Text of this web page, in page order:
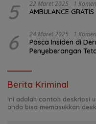
5 22 Maret 2025 1
AMBULANCE
6 24 Maret 2025 1
Pasca Insiden di
Penyeberangan
Berita Kriminal
Ini adalah contoh deskripsi
anda bisa memasukkan